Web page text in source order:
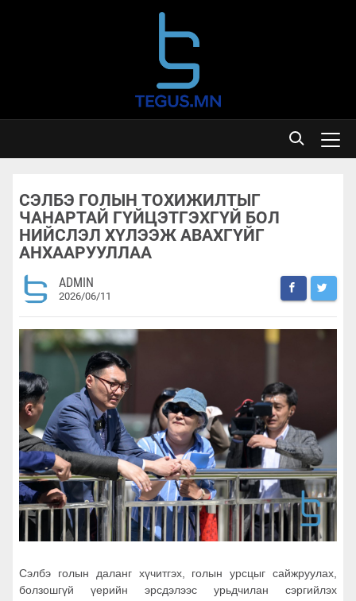
СЭЛБЭ ГОЛЫН ТОХИЖИЛТЫГ
ЧАНАРТАЙ ГҮЙЦЭТГЭХГҮЙ БОЛ
НИЙСЛЭЛ ХҮЛЭЭЖ АВАХГҮЙГ
АНХААРУУЛЛАА
ADMIN
2026/06/11
Сэлбэ голын даланг хүчитгэх, голын урсцыг сайжруулах,
болзошгүй үерийн эрсдэлээс урьдчилан сэргийлэх